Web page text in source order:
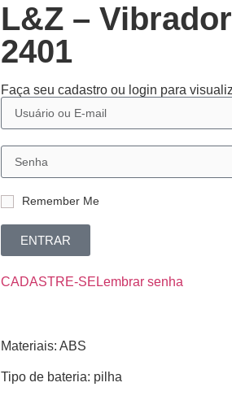
L&Z –
2401
Faça seu cadastro ou login para
Remember Me
ENTRAR
CADASTRE-SELembrar senha
Materiais: ABS
Tipo de bateria: pilha